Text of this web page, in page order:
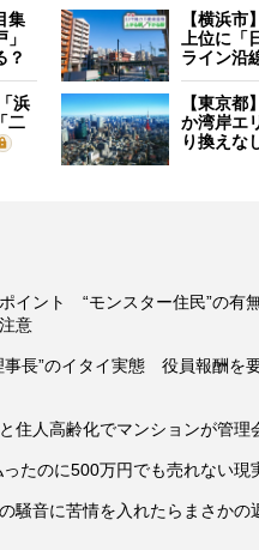
集
？
【横浜
上位に「
ライン沿
浜
二
【東京
か湾岸エ
り換えな
イント “モンスター住民”の有
意
事長”のイタイ実態 役員報酬を
住人高齢化でマンションが管理
たのに500万円でも売れない現
騒音に苦情を入れたらまさかの